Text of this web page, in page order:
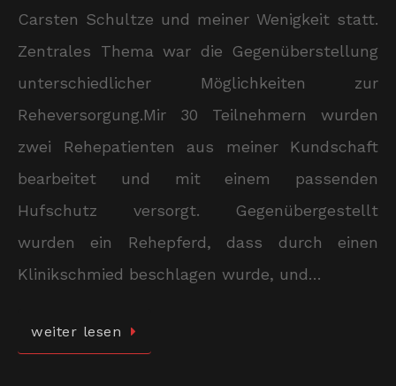
Carsten Schultze und meiner Wenigkeit statt.
Zentrales Thema war die Gegenüberstellung
unterschiedlicher Möglichkeiten zur
Reheversorgung.Mir 30 Teilnehmern wurden
zwei Rehepatienten aus meiner Kundschaft
bearbeitet und mit einem passenden
Hufschutz versorgt. Gegenübergestellt
wurden ein Rehepferd, dass durch einen
Klinikschmied beschlagen wurde, und…
weiter lesen